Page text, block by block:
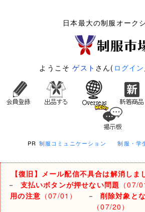
日本最大の制服オーク
ようこそゲスト さん( ログイン
PR 制服コミュニケーション 制服・学
【復旧】メール配信不具合は解消しま
－ 支払いボタンが押せない問題 （07/
用の注意 （07/01） － 削除対象と
（07/20）